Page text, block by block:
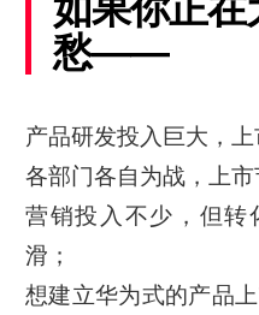
愁——
产品研发投入巨大，上
各部门各自为战，上市
营销投入不少，但转
滑；
想建立华为式的产品